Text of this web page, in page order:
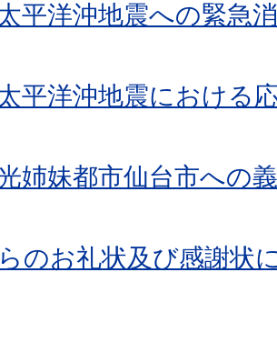
平洋沖地震への緊急
平洋沖地震における
姉妹都市仙台市への
のお礼状及び感謝状